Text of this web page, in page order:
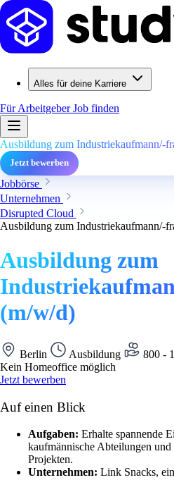
Alles für deine Karriere
Für ArbeitgeberJob finden
Ausbildung zum Industriekaufmann/-
Jetzt bewerben
Jobbörse
Unternehmen
Disrupted Cloud
Ausbildung zum Industriekaufmann/-
Ausbildung zum
(m/w/d)
Berlin Ausbildung
800 -
Kein Homeoffice möglich
Jetzt bewerben
Auf einen Blick
Aufgaben: Erhalte spannende
kaufmännische Abteilungen und
Projekten.
Unternehmen: Link Snacks,